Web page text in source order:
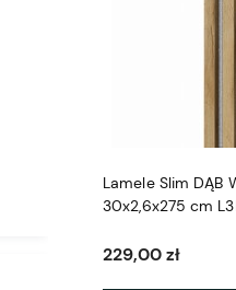
Lamele Slim DĄB
30x2,6x275 cm
229,00 zł